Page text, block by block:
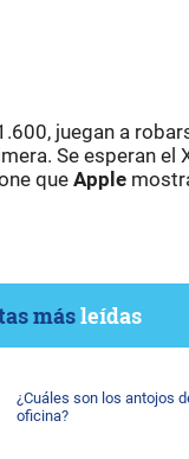
juegan a
Se esperan el
que Apple
másleídas
¿Cuáles son los antojos
oficina?